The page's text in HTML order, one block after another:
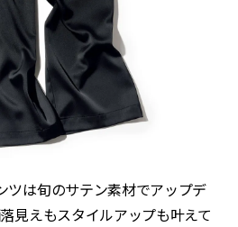
ツは旬のサテン素材でアップデ
見えもスタイルアップも叶えて